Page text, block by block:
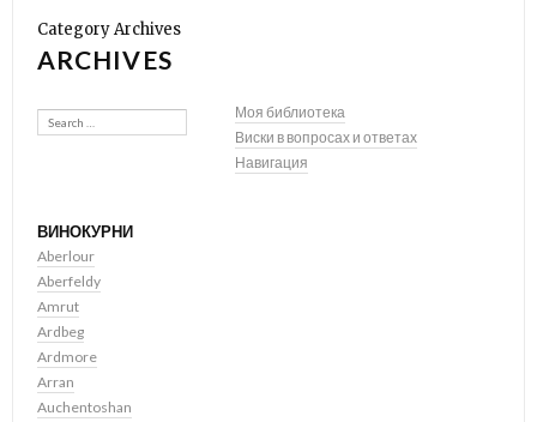
Category Archives
ARCHIVES
Search
Моя библиотека
Виски в вопросах и ответах
Навигация
ВИНОКУРНИ
Aberlour
Aberfeldy
Amrut
Ardbeg
Ardmore
Arran
Auchentoshan